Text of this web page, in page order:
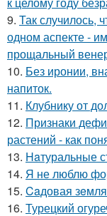
9. Так случилось,
одном аспекте -
прощальный
10. Без иронии,
напиток.
11. Клубнику от
12. Признаки
растений - как
13. Haтуральные
14. Я не люблю
15. Caдовая
16. Турецкий